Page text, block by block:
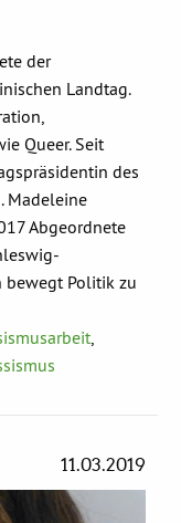
der
Landtag.
Queer. Seit
des
Madeleine
Abgeordnete
bewegt Politik zu
,
11.03.2019